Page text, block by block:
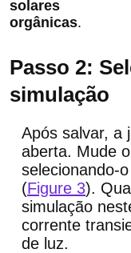
solares
orgânicas.
Passo 2:
simulação
Após salvar, a
aberta. Mude
selecionando-
(Figure 3).
simulação
corrente
de luz.